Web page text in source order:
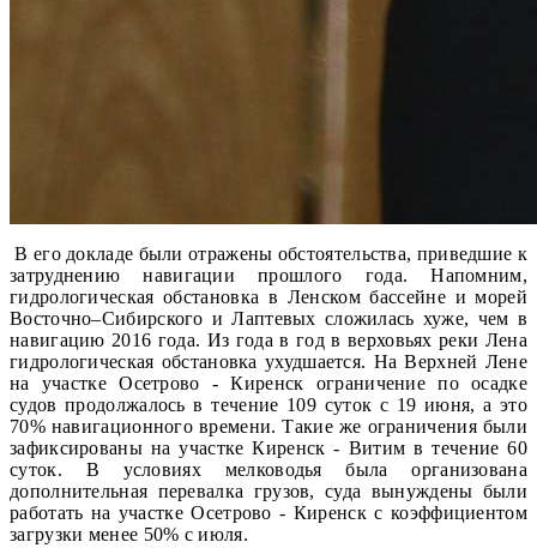
В его докладе были отражены обстоятельства, приведшие к
затруднению навигации прошлого года. Напомним,
гидрологическая обстановка в Ленском бассейне и морей
Восточно–Сибирского и Лаптевых сложилась хуже, чем в
навигацию 2016 года. Из года в год в верховьях реки Лена
гидрологическая обстановка ухудшается. На Верхней Лене
на участке Осетрово - Киренск ограничение по осадке
судов продолжалось в течение 109 суток с 19 июня, а это
70% навигационного времени. Такие же ограничения были
зафиксированы на участке Киренск - Витим в течение 60
суток. В условиях мелководья была организована
дополнительная перевалка грузов, суда вынуждены были
работать на участке Осетрово - Киренск с коэффициентом
загрузки менее 50% с июля.